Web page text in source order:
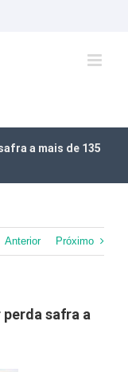
a mais de 135
Anterior Próximo
safra a